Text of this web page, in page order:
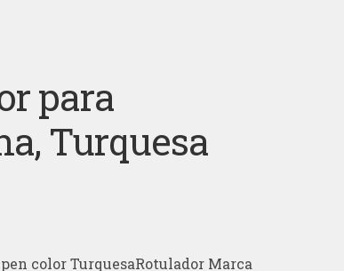
para
Turquesa
color TurquesaRotulador Marca